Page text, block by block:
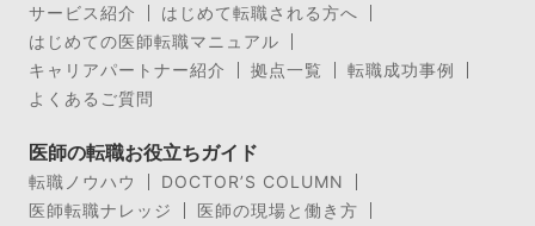
サービス紹介
はじめて転職される方へ
はじめての医師転職マニュアル
キャリアパートナー紹介
拠点一覧
転職成功事例
よくあるご質問
医師の転職お役立ちガイド
転職ノウハウ
DOCTOR’S COLUMN
医師転職ナレッジ
医師の現場と働き方